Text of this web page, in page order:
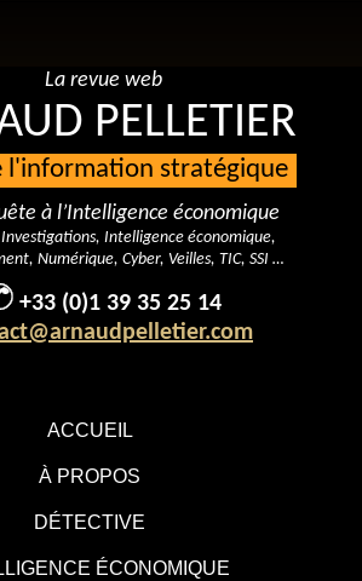
ACCUEIL
À PROPOS
DÉTECTIVE
ÉCONOMIQUE
La revue web
PELLETIER
l'information stratégique
à l’Intelligence économique
Intelligence économique,
Numérique, Cyber, Veilles, TIC, SSI …
+33 (0)1 39 35 25 14